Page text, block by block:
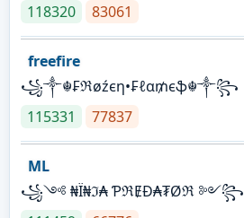
118320
83061
freefire
꧁༒☬₣ℜøźєη•₣ℓα₥єֆ☬༒꧂
115331
77837
ML
꧁༺ ₦Ї₦ℑ₳ ƤℜɆĐ₳₮Øℜ ༻꧂